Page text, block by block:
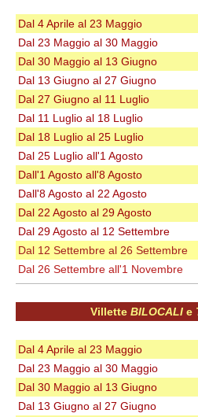
Dal 4 Aprile al 23 Maggio
Dal 23 Maggio al 30 Maggio
Dal 30 Maggio al 13 Giugno
Dal 13 Giugno al 27 Giugno
Dal 27 Giugno al 11 Luglio
Dal 11 Luglio al 18 Luglio
Dal 18 Luglio al 25 Luglio
Dal 25 Luglio all'1 Agosto
Dall'1 Agosto all'8 Agosto
Dall'8 Agosto al 22 Agosto
Dal 22 Agosto al 29 Agosto
Dal 29 Agosto al 12 Settembre
Dal 12 Settembre al 26 Settembre
Dal 26 Settembre all'1 Novembre
Villette BILOCALIe
Dal 4 Aprile al 23 Maggio
Dal 23 Maggio al 30 Maggio
Dal 30 Maggio al 13 Giugno
Dal 13 Giugno al 27 Giugno